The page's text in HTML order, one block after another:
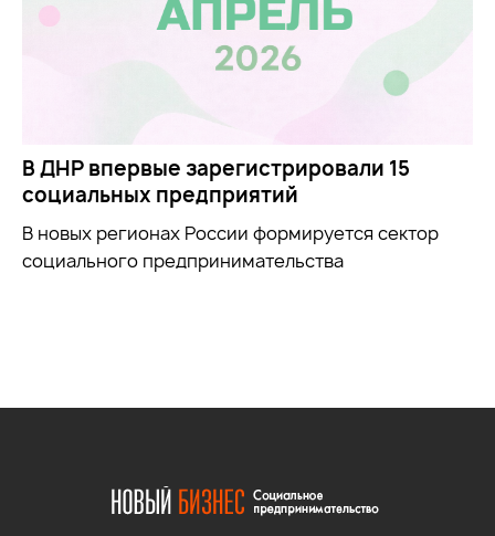
В ДНР впервые зарегистрировали 15
социальных предприятий
В новых регионах России формируется сектор
социального предпринимательства